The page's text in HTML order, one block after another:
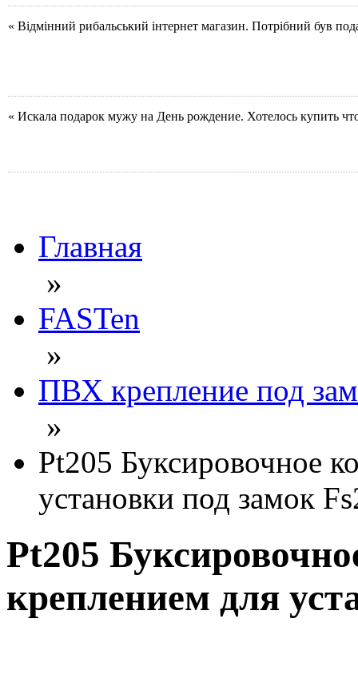
« Відмінний рибальський інтернет магазин. Потрібний був
« Искала подарок мужу на День рождение. Хотелось купить
Главная
»
FASTen
»
ПВХ крепление под
»
Pt205 Буксировочное
установки под замок
Pt205
креплением для